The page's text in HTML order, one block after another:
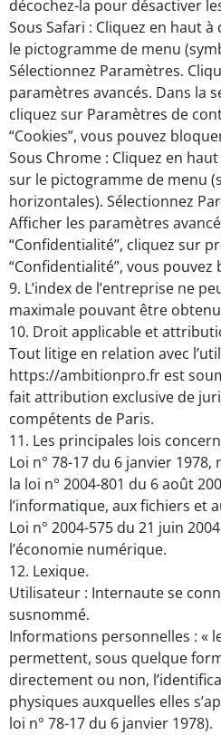
décochez-la pour désactiver
Sous Safari : Cliquez en haut
le pictogramme de menu
Sélectionnez Paramètres.
paramètres avancés. Dans la
cliquez sur Paramètres de
“Cookies”, vous pouvez
Sous Chrome : Cliquez en
sur le pictogramme de menu
horizontales). Sélectionnez
Afficher les paramètres
“Confidentialité”, cliquez sur
“Confidentialité”, vous pouvez
9. L’index de l’entreprise ne
maximale pouvant être
10. Droit applicable et
Tout litige en relation avec
https://ambitionpro.fr est
fait attribution exclusive de
compétents de Paris.
11. Les principales lois
Loi n° 78-17 du 6 janvier
la loi n° 2004-801 du 6 août
l’informatique, aux fichiers et
Loi n° 2004-575 du 21 juin
l’économie numérique.
12. Lexique.
Utilisateur : Internaute se
susnommé.
Informations personnelles : «
permettent, sous quelque
directement ou non,
physiques auxquelles elles
loi n° 78-17 du 6 janvier 1978).